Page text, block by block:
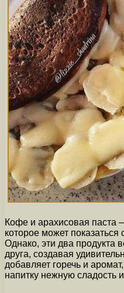
Кофе и арахисовая паста
которое может
Однако, эти два продукта
друга, создавая
добавляет горечь и
напитку нежную сладость